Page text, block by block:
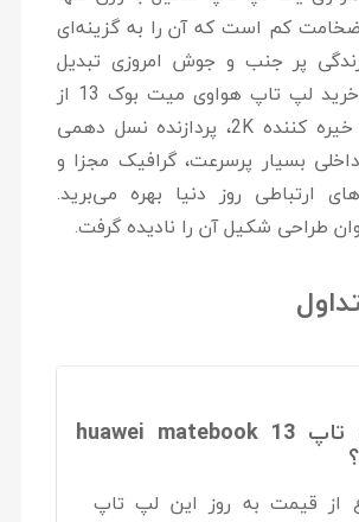
و ضخامت کم است که آن را به گزینه‌ای
زندگی پر جنب و جوش امروزی تبدیل
کرده است. با خرید لپ تاپ هواوی میت بوک 13 از
صفحه نمایش خیره کننده 2K، پردازنده نسل دهمی
بسیار پرسرعت، گرافیک مجزا و
ارتباطی روز دنیا بهره می‌برید.
طراحی شکیل آن را نادیده گرفت.
قیمت لپ تاپ huawei matebook 13
از قیمت به روز این لپ تاپ